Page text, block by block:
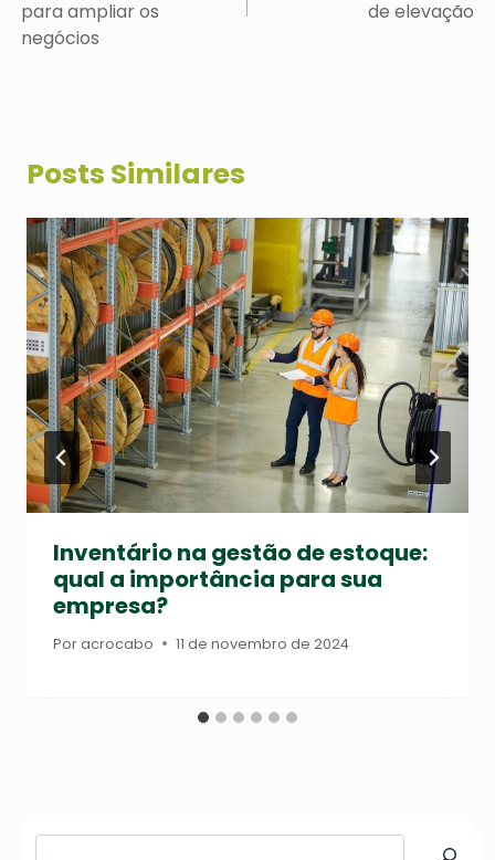
para ampliar os
negócios
de elevação
Posts Similares
Inventário na gestão de estoque:
qual a importância para sua
empresa?
Poracrocabo 11 de novembro de 2024